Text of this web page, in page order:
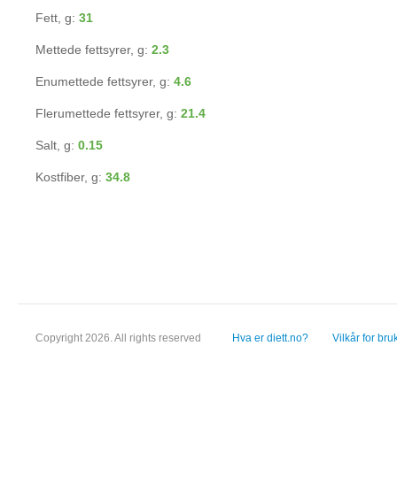
Fett, g: 31
Mettede fettsyrer, g: 2.3
Enumettede fettsyrer, g: 4.6
Flerumettede fettsyrer, g: 21.4
Salt, g: 0.15
Kostfiber, g: 34.8
Copyright 2026. All rights reserved Hva er diett.no? Vilkår for